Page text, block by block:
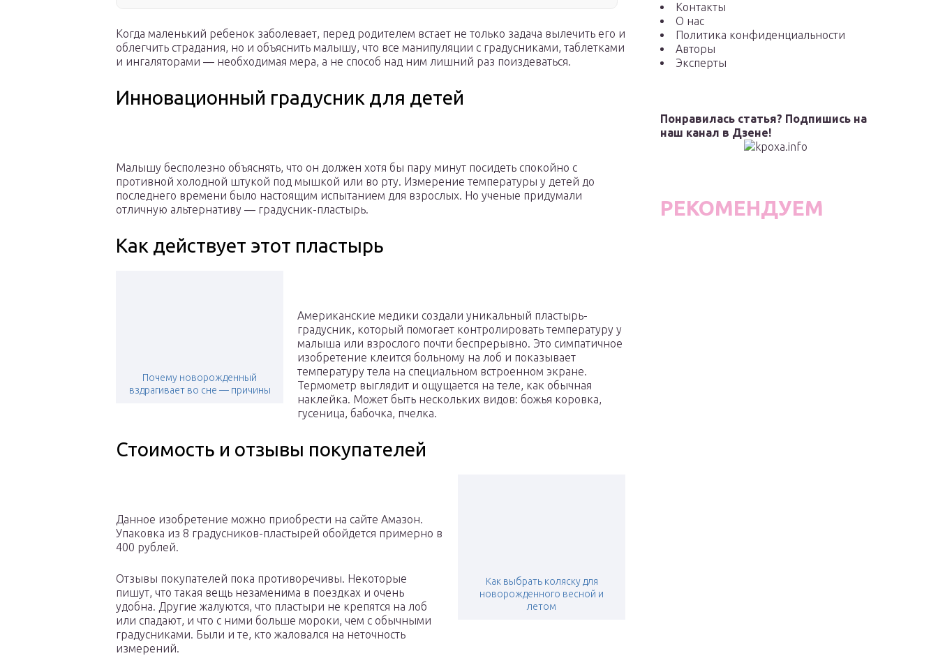
Когда маленький ребенок заболевает, перед родителем встает не только задача вылечить его и
облегчить страдания, но и объяснить малышу, что все манипуляции с градусниками, таблетками
и ингаляторами ― необходимая мера, а не способ над ним лишний раз поиздеваться.
Инновационный градусник для детей
Малышу бесполезно объяснять, что он должен хотя бы пару минут посидеть спокойно с
противной холодной штукой под мышкой или во рту. Измерение температуры у детей до
последнего времени было настоящим испытанием для взрослых. Но ученые придумали
отличную альтернативу ― градусник-пластырь.
Как действует этот пластырь
Почему новорожденный
вздрагивает во сне — причины
Американские медики создали уникальный пластырь-
градусник, который помогает контролировать температуру у
малыша или взрослого почти беспрерывно. Это симпатичное
изобретение клеится больному на лоб и показывает
температуру тела на специальном встроенном экране.
Термометр выглядит и ощущается на теле, как обычная
наклейка. Может быть нескольких видов: божья коровка,
гусеница, бабочка, пчелка.
Стоимость и отзывы покупателей
Как выбрать коляску для
новорожденного весной и
летом
Данное изобретение можно приобрести на сайте Амазон.
Упаковка из 8 градусников-пластырей обойдется примерно в
400 рублей.
Отзывы покупателей пока противоречивы. Некоторые
пишут, что такая вещь незаменима в поездках и очень
удобна. Другие жалуются, что пластыри не крепятся на лоб
или спадают, и что с ними больше мороки, чем с обычными
градусниками. Были и те, кто жаловался на неточность
измерений.
Контакты
О нас
Политика конфиденциальности
Авторы
Эксперты
Понравилась статья? Подпишись на
наш канал в Дзене!
РЕКОМЕНДУЕМ